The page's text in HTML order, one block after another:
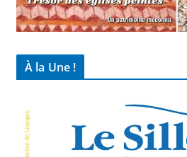
À la Une !